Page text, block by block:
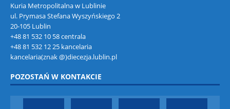
Kuria Metropolitalna w Lublinie
ul. Prymasa Stefana Wyszyńskiego 2
20-105 Lublin
+48 81 532 10 58 centrala
+48 81 532 12 25 kancelaria
kancelaria(znak @)diecezja.lublin.pl
POZOSTAŃ W KONTAKCIE